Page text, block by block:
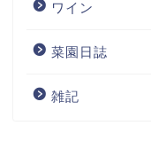
ワイン
菜園日誌
雑記